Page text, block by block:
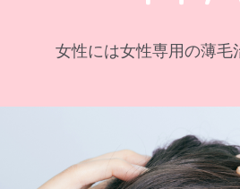
女性には女性専用の薄毛